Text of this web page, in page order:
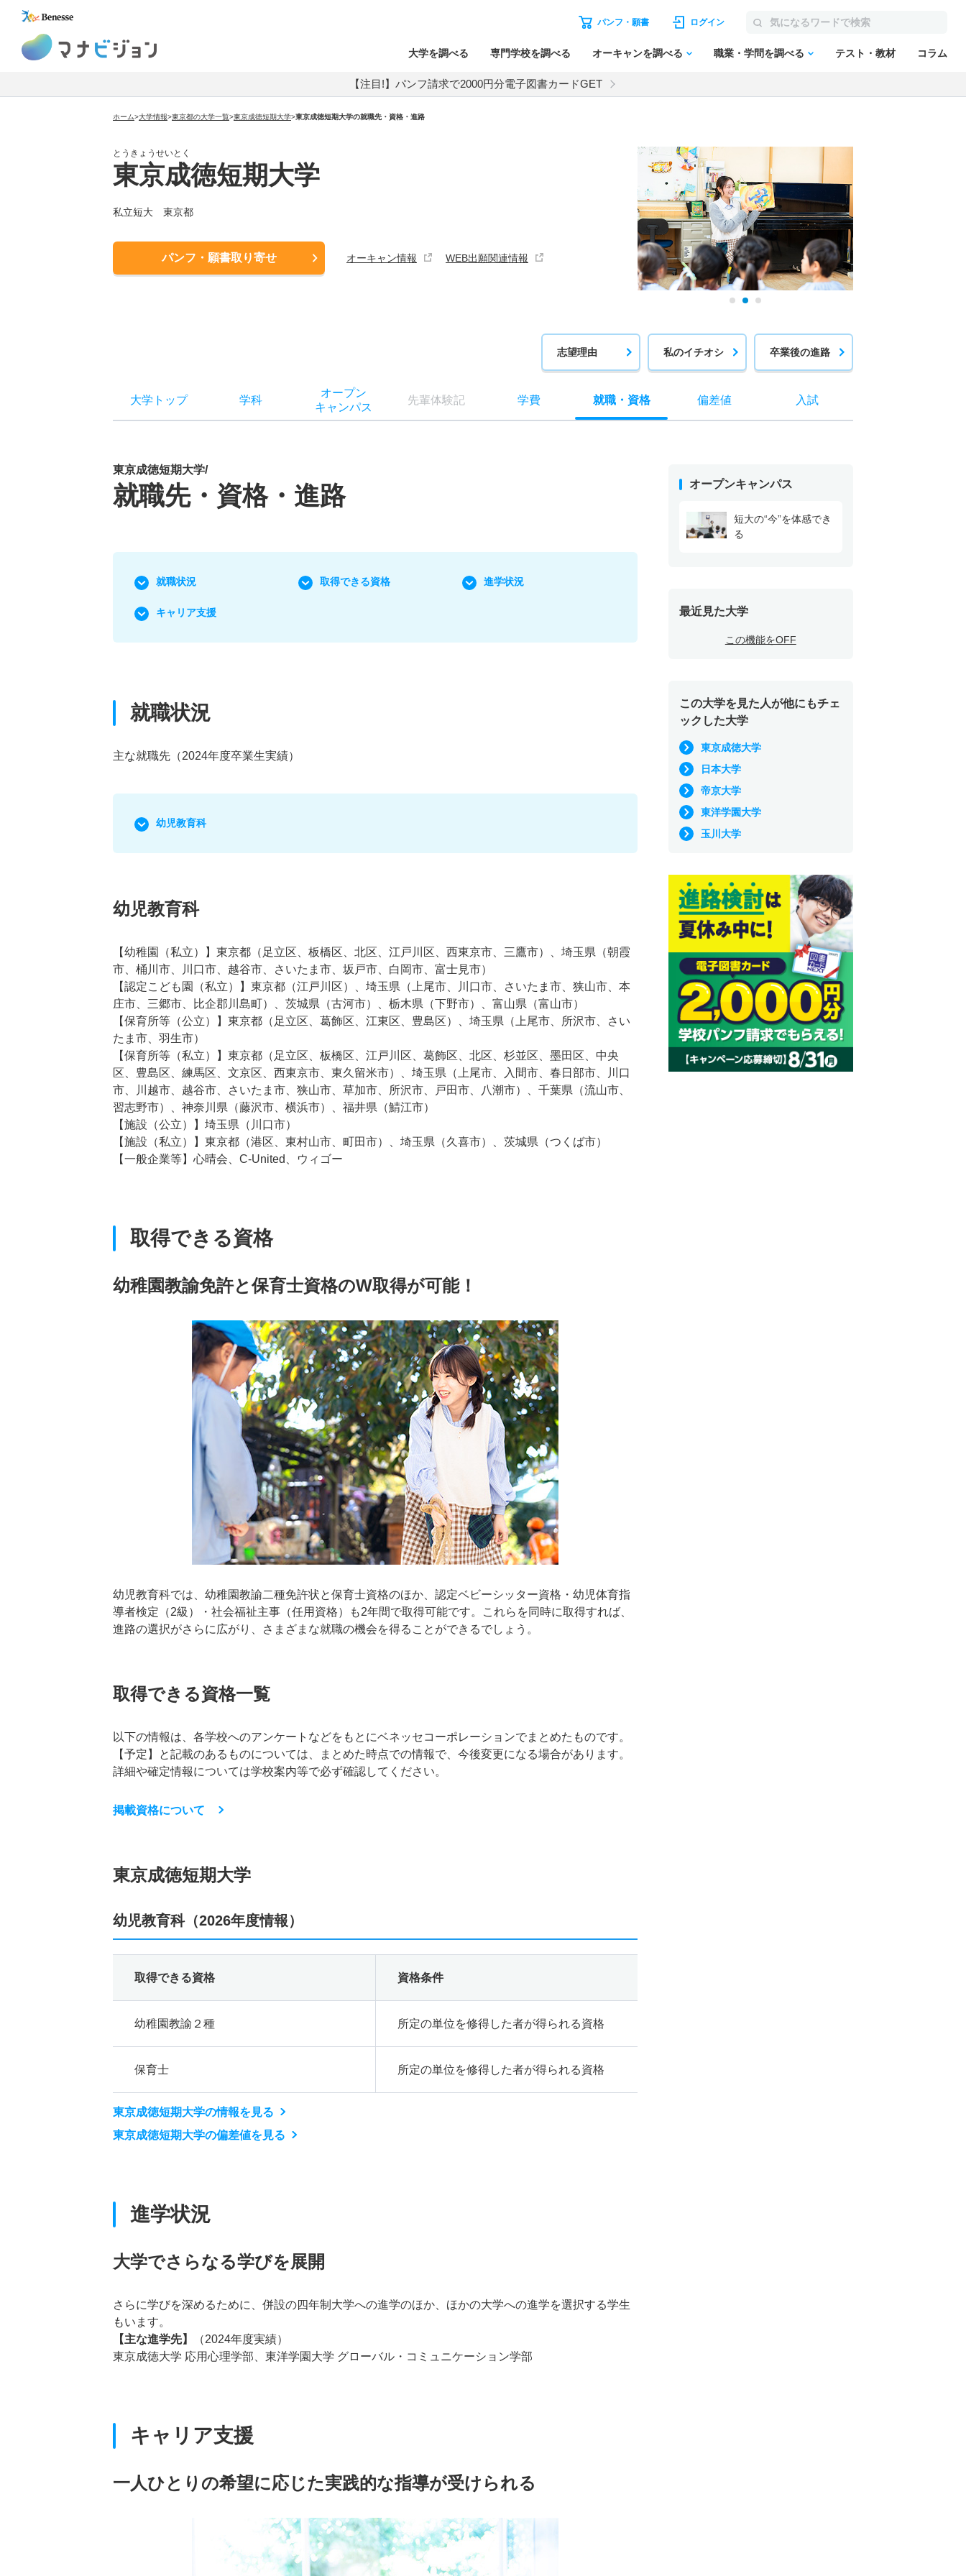
パンフ・願書 ログイン
大学を調べる 専門学校を調べる オーキャンを調べる 職業・学問を調べる テスト・教材 コラム
【注目!】パンフ請求で2000円分電子図書カードGET
ホーム>大学情報>東京都の大学一覧>東京成徳短期大学>東京成徳短期大学の就職先・資格・進路
とうきょうせいとく
東京成徳短期大学
私立短大 東京都
パンフ・願書取り寄せ オーキャン情報 WEB出願関連情報
志望理由 私のイチオシ 卒業後の進路
大学トップ 学科
オープン
キャンパス
先輩体験記 学費 就職・ 資格 偏差値 入試
東京成徳短期大学/
就職先・資格・進路
就職状況 取得できる資格 進学状況
キャリア支援
就職状況
主な就職先（2024年度卒業生実績）
幼児教育科
幼児教育科
【幼稚園（私立）】東京都（足立区、板橋区、北区、江戸川区、西東京市、三鷹市）、埼玉県（朝霞
市、桶川市、川口市、越谷市、さいたま市、坂戸市、白岡市、富士見市）
【認定こども園（私立）】東京都（江戸川区）、埼玉県（上尾市、川口市、さいたま市、狭山市、本
庄市、三郷市、比企郡川島町）、茨城県（古河市）、栃木県（下野市）、富山県（富山市）
【保育所等（公立）】東京都（足立区、葛飾区、江東区、豊島区）、埼玉県（上尾市、所沢市、さい
たま市、羽生市）
【保育所等（私立）】東京都（足立区、板橋区、江戸川区、葛飾区、北区、杉並区、墨田区、中央
区、豊島区、練馬区、文京区、西東京市、東久留米市）、埼玉県（上尾市、入間市、春日部市、川口
市、川越市、越谷市、さいたま市、狭山市、草加市、所沢市、戸田市、八潮市）、千葉県（流山市、
習志野市）、神奈川県（藤沢市、横浜市）、福井県（鯖江市）
【施設（公立）】埼玉県（川口市）
【施設（私立）】東京都（港区、東村山市、町田市）、埼玉県（久喜市）、茨城県（つくば市）
【一般企業等】心晴会、C-United、ウィゴー
取得できる資格
幼稚園教諭免許と保育士資格のW取得が可能！
幼児教育科では、幼稚園教諭二種免許状と保育士資格のほか、認定ベビーシッター資格・幼児体育指
導者検定（2級）・社会福祉主事（任用資格）も2年間で取得可能です。これらを同時に取得すれば、
進路の選択がさらに広がり、さまざまな就職の機会を得ることができるでしょう。
取得できる資格一覧
以下の情報は、各学校へのアンケートなどをもとにベネッセコーポレーションでまとめたものです。
【予定】と記載のあるものについては、まとめた時点での情報で、今後変更になる場合があります。
詳細や確定情報については学校案内等で必ず確認してください。
掲載資格について
東京成徳短期大学
幼児教育科（2026年度情報）
取得できる資格 資格条件
幼稚園教諭２種 所定の単位を修得した者が得られる資格
保育士 所定の単位を修得した者が得られる資格
東京成徳短期大学の情報を見る
東京成徳短期大学の偏差値を見る
進学状況
大学でさらなる学びを展開
さらに学びを深めるために、併設の四年制大学への進学のほか、ほかの大学への進学を選択する学生
もいます。
【主な進学先】
（2024年度実績）
東京成徳大学 応用心理学部、東洋学園大学 グローバル・コミュニケーション学部
キャリア支援
一人ひとりの希望に応じた実践的な指導が受けられる
オープンキャンパス
短大の“今”を体感でき
る
最近見た大学
この機能をOFF
この大学を見た人が他にもチェ
ックした大学
東京成徳大学
日本大学
帝京大学
東洋学園大学
玉川大学